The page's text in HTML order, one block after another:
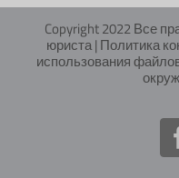
Copyright 2022 Все
юриста|Политика
использования